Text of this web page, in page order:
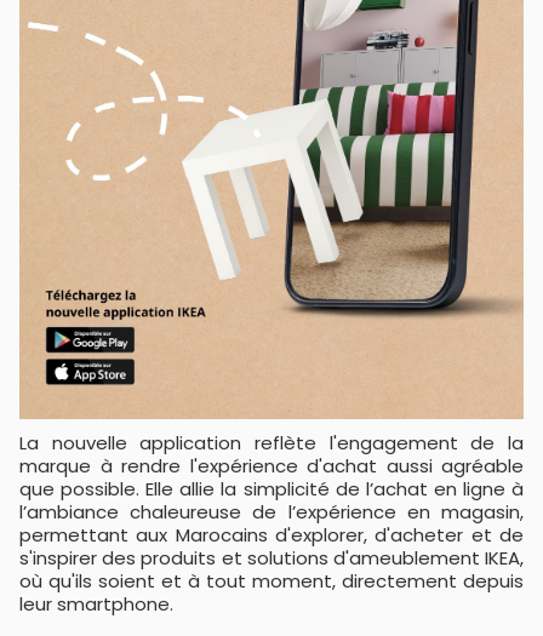
La nouvelle application reflète l'engagement de la
marque à rendre l'expérience d'achat aussi agréable
que possible. Elle allie la simplicité de l’achat en ligne à
l’ambiance chaleureuse de l’expérience en magasin,
permettant aux Marocains d'explorer, d'acheter et de
s'inspirer des produits et solutions d'ameublement IKEA,
où qu'ils soient et à tout moment, directement depuis
leur smartphone.